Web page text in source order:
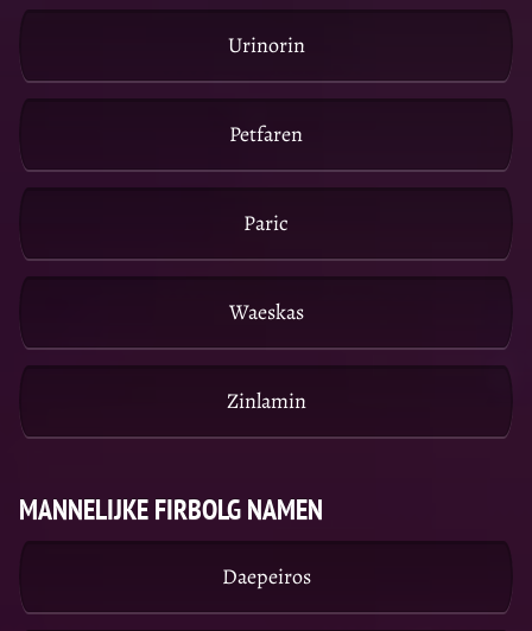
Urinorin
Petfaren
Paric
Waeskas
Zinlamin
MANNELIJKE FIRBOLG NAMEN
Daepeiros